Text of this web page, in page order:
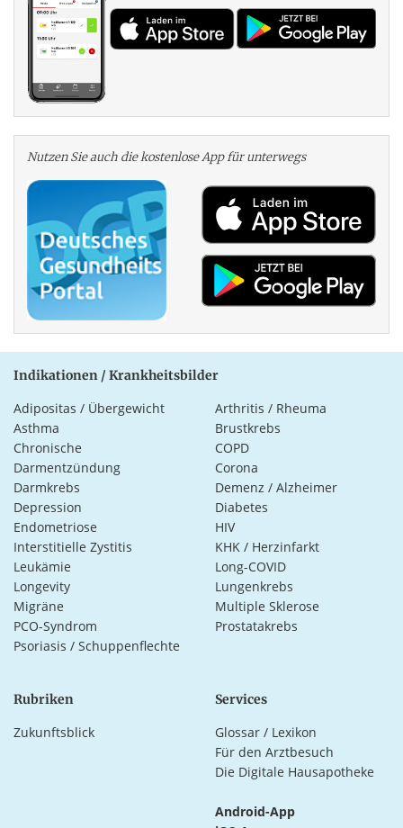
Nutzen Sie auch die kosten­lose App für unterwegs
Indikationen / Krankheitsbilder
Adipositas / Übergewicht
Arthritis / Rheuma
Asthma
Brustkrebs
Chronische
Darmentzündung
COPD
Corona
Darmkrebs
Demenz / Alzheimer
Depression
Diabetes
Endometriose
HIV
Interstitielle Zystitis
KHK / Herzinfarkt
Leukämie
Long-COVID
Longevity
Lungenkrebs
Migräne
Multiple Sklerose
PCO-Syndrom
Prostatakrebs
Psoriasis / Schuppenflechte
Rubriken
Zukunftsblick
Services
Glossar / Lexikon
Für den Arztbesuch
Die Digitale Hausapotheke
Android-App